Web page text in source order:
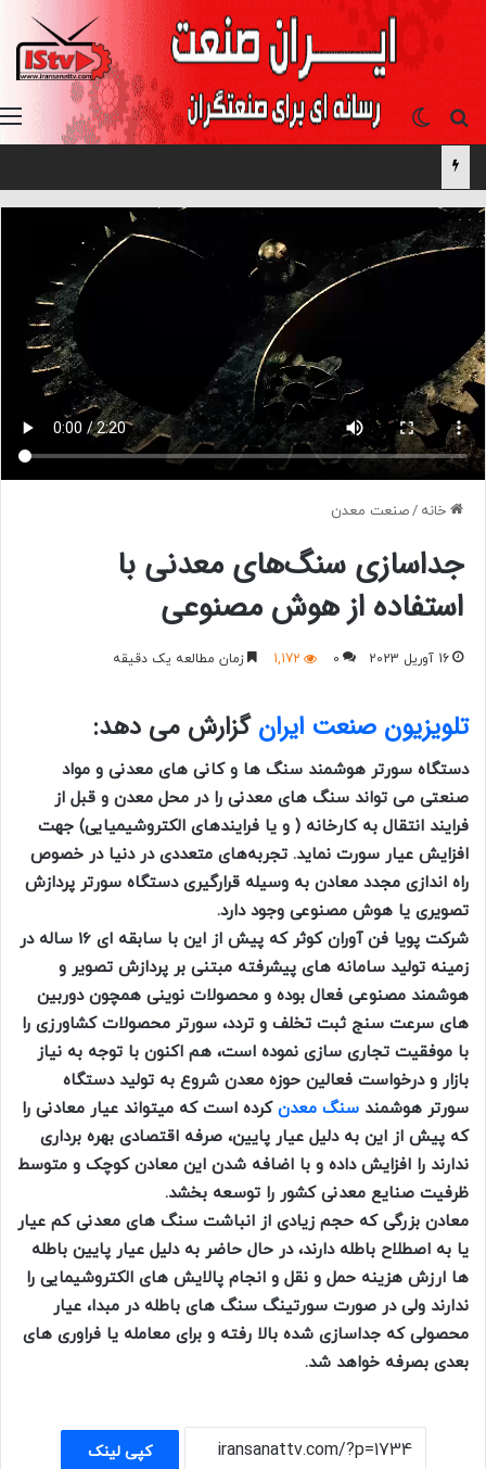
جستجو برایتغییر پوسته
خانه /صنعت معدن
جداسازی سنگ‌های معدنی با
استفاده از هوش مصنوعی
16 آوریل 2023 0
1,172 زمان مطالعه یک دقیقه
تلویزیون صنعت ایرانگزارش می دهد:
دستگاه سورتر هوشمند سنگ ها و کانی های معدنی و مواد
صنعتی می تواند سنگ های معدنی را در محل معدن و قبل از
فرایند انتقال به کارخانه ( و یا فرایندهای الکتروشیمیایی) جهت
افزایش عیار سورت نماید. تجربه‌های متعددی در دنیا در خصوص
راه اندازی مجدد معادن به وسیله قرارگیری دستگاه سورتر پردازش
تصویری یا هوش مصنوعی وجود دارد.
شرکت پویا فن آوران کوثر که پیش از این با سابقه ای 16 ساله در
زمینه تولید سامانه های پیشرفته مبتنی بر پردازش تصویر و
هوشمند مصنوعی فعال بوده و محصولات نوینی همچون دوربین
های سرعت سنج ثبت تخلف و تردد، سورتر محصولات کشاورزی را
با موفقیت تجاری سازی نموده است، هم اکنون با توجه به نیاز
بازار و درخواست فعالین حوزه معدن شروع به تولید دستگاه
سورتر هوشمند سنگ معدنکرده است که میتواند عیار معادنی را
که پیش از این به دلیل عیار پایین، صرفه اقتصادی بهره برداری
ندارند را افزایش داده و با اضافه شدن این معادن کوچک و متوسط
ظرفیت صنایع معدنی کشور را توسعه بخشد.
معادن بزرگی که حجم زیادی از انباشت سنگ های معدنی کم عیار
یا به اصطلاح باطله دارند، در حال حاضر به دلیل عیار پایین باطله
ها ارزش هزینه حمل و نقل و انجام پالایش های الکتروشیمایی را
ندارند ولی در صورت سورتینگ سنگ های باطله در مبدا، عیار
محصولی که جداسازی شده بالا رفته و برای معامله یا فراوری های
بعدی بصرفه خواهد شد.
کپی لینک